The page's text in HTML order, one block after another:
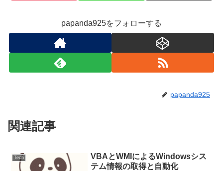
papanda925をフォローする
papanda925
関連記事
Tech
VBAとWMIによるWindowsシス
テム情報の取得と自動化